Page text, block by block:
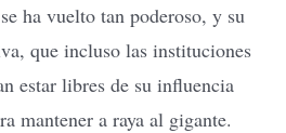
ha vuelto tan poderoso, y su
que incluso las instituciones
estar libres de su influencia
mantener a raya al gigante.